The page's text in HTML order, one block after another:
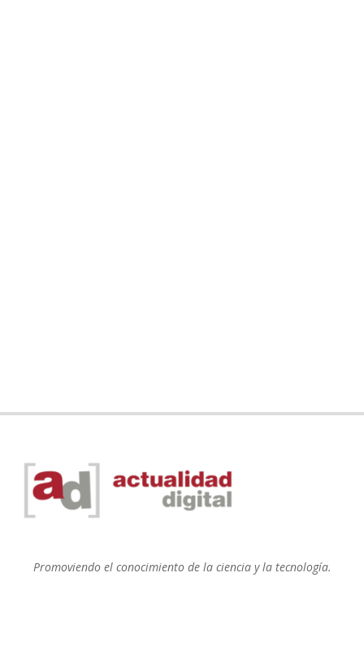
Promoviendo el conocimiento de la ciencia y la tecnología.